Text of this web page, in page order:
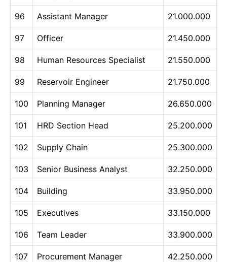
96 Assistant Manager 21.000.000
97 Officer 21.450.000
98 Human Resources Specialist 21.550.000
99 Reservoir Engineer 21.750.000
100 Planning Manager 26.650.000
101 HRD Section Head 25.200.000
102 Supply Chain 25.300.000
103 Senior Business Analyst 32.250.000
104 Building 33.950.000
105 Executives 33.150.000
106 Team Leader 33.900.000
107 Procurement Manager 42.250.000